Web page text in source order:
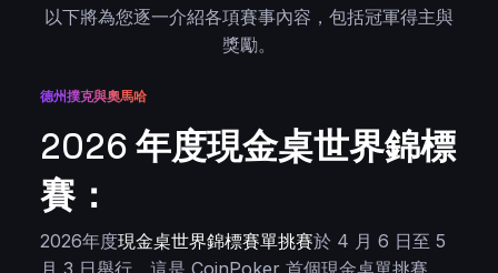
以下將為您逐一介紹各項賽事內容，包括冠軍得主與
獎勵。
德州撲克與奧馬哈
2026 年度現金桌世界錦標
賽：
2026年度現金桌世界錦標賽單挑賽於 4 月 6 日至 5